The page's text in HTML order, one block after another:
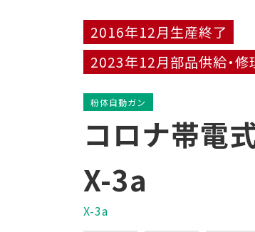
2016年12月生産終了
2023年12月部品供給・修
粉体自動ガン
コロナ帯電
X-3a
X-3a